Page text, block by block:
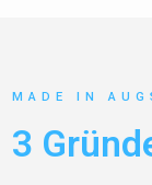
MADE IN
3